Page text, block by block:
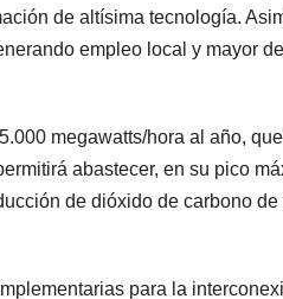
de altísima tecnología.
empleo local y mayor
megawatts/hora al año,
abastecer, en su pico
de dióxido de carbono de
para la